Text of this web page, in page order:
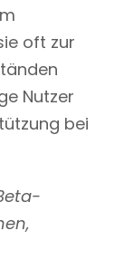
oft zur
Nutzer
bei